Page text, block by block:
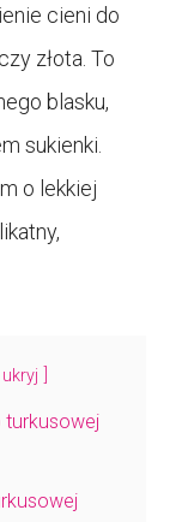
cieni do
złota. To
blasku,
sukienki.
o lekkiej
ukryj
turkusowej